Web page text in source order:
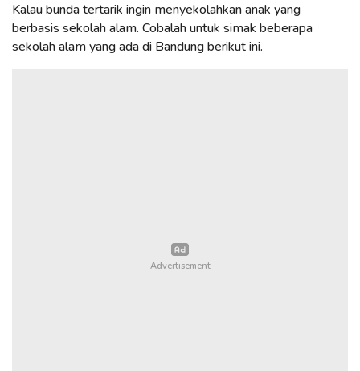
Kalau bunda tertarik ingin menyekolahkan anak yang
berbasis sekolah alam. Cobalah untuk simak beberapa
sekolah alam yang ada di Bandung berikut ini.